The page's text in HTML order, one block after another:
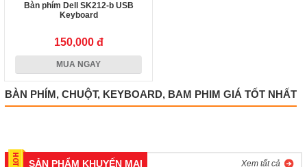
Bàn phím Dell SK212-b USB
Keyboard
150,000 đ
MUA NGAY
BÀN PHÍM, CHUỘT, KEYBOARD, BAM PHIM GIÁ TỐT NHẤT
SẢN PHẨM KHUYẾN MẠI Xem tất cả